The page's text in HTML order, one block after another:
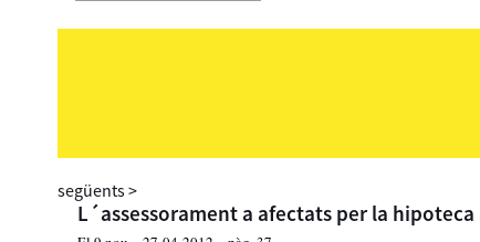
següents>
L´assessorament a afectats per la